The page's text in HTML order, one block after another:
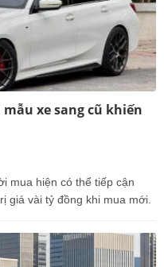
xe sang cũ khiến
mua hiện có thể tiếp cận
giá vài tỷ đồng khi mua mới.